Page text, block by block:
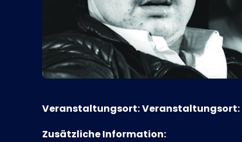
Veranstaltungsort:Veranstaltungsort:
Zusätzliche Information: